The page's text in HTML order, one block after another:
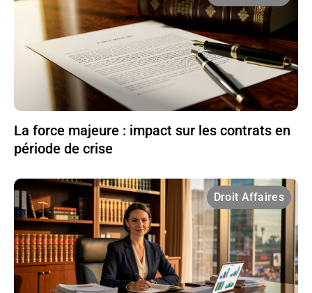
La force majeure : impact sur les contrats en
période de crise
Droit Affaires